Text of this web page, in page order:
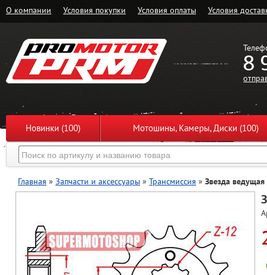
О компании Условия покупки Условия оплаты Условия
8
Новинки (100) Мотошины, Камеры, Диски (100)
Главная » Запчасти и аксессуары » Трансмиссия » Звезда